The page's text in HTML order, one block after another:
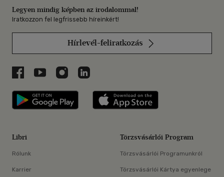
Legyen mindig képben az irodalommal!
Iratkozzon fel legfrissebb híreinkért!
Hírlevél-feliratkozás
Libri a Facebookon
Libri a Youtube-on
Libri az Instagramon
Libri a LinkedInen
Libri applikáció Szerezd meg: Google
Libri
Rólunk
Karrier
Törzsvásárlói Program
Törzsvásárlói Programunkról
Törzsvásárlói Kártya egyenlege